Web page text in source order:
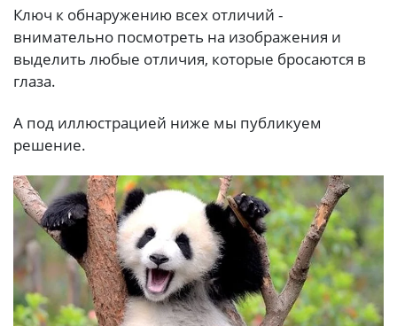
Ключ к обнаружению всех отличий -
внимательно посмотреть на изображения и
выделить любые отличия, которые бросаются в
глаза.
А под иллюстрацией ниже мы публикуем
решение.